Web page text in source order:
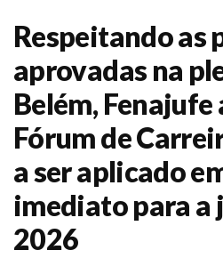
Respeitando as
aprovadas na
Belém,
Fórum de
a ser aplicado
imediato para a
2026
O Sindicato
Agenda
Casa do Alto
Sede Campestre
Nossos Convênios
Gympass Wellhub
Seguro Auto
Plano de Saúde
Assistência Funeral